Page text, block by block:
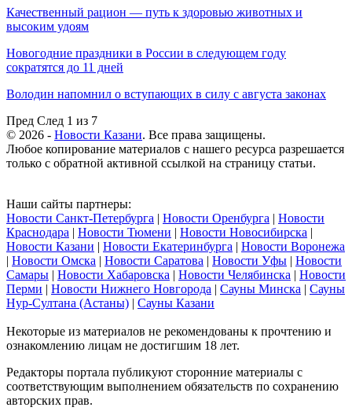
Качественный рацион — путь к здоровью животных и
высоким удоям
Новогодние праздники в России в следующем году
сократятся до 11 дней
Володин напомнил о вступающих в силу с августа законах
Пред След 1 из 7
© 2026 - Новости Казани. Все права защищены.
Любое копирование материалов с нашего ресурса разрешается
только с обратной активной ссылкой на страницу статьи.
Наши сайты партнеры:
Новости Санкт-Петербурга | Новости Оренбурга | Новости
Краснодара | Новости Тюмени | Новости Новосибирска |
Новости Казани | Новости Екатеринбурга | Новости Воронежа
| Новости Омска | Новости Саратова | Новости Уфы | Новости
Самары | Новости Хабаровска | Новости Челябинска | Новости
Перми | Новости Нижнего Новгорода | Сауны Минска | Сауны
Нур-Султана (Астаны) | Сауны Казани
Некоторые из материалов не рекомендованы к прочтению и
ознакомлению лицам не достигшим 18 лет.
Редакторы портала публикуют сторонние материалы с
соответствующим выполнением обязательств по сохранению
авторских прав.